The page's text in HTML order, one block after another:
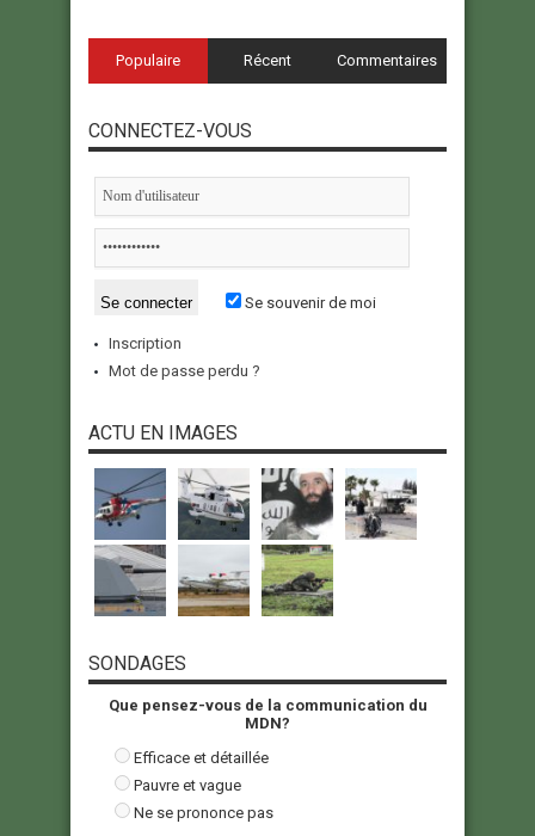
Populaire Récent Commentaires
CONNECTEZ-VOUS
Se souvenir de moi
Inscription
Mot de passe perdu ?
ACTU EN IMAGES
SONDAGES
Que pensez-vous de la communication du
MDN?
Efficace et détaillée
Pauvre et vague
Ne se prononce pas